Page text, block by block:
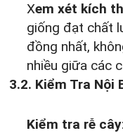
Xem xét kích
giống đạt chất
đồng nhất,
nhiều giữa các
3.2. Kiểm Tra Nội
Kiểm tra rễ cây